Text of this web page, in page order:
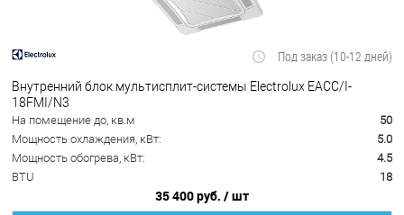
Под заказ (10-12 дней)
Внутренний блок мультисплит-системы Electrolux EACС/I-
18FMI/N3
На помещение до, кв.м
50
Мощность охлаждения, кВт:
5.0
Мощность обогрева, кВт:
4.5
BTU
18
35 400 руб. / шт